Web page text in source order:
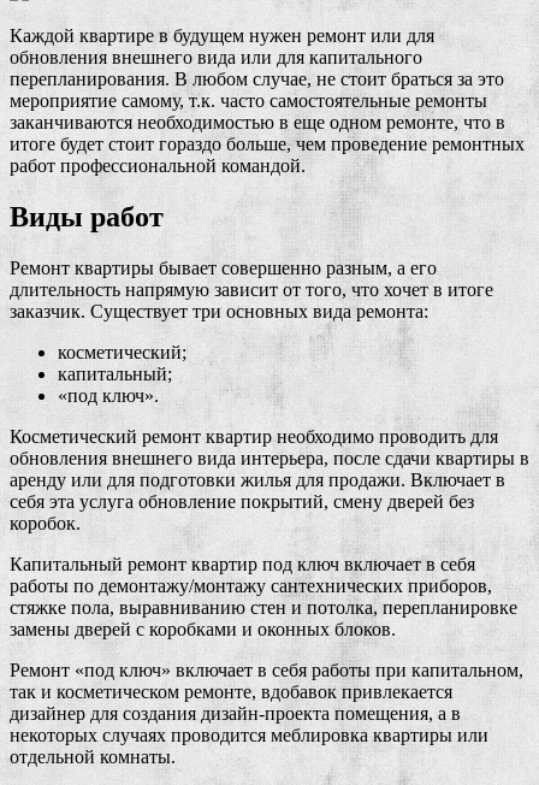
Каждой квартире в будущем нужен ремонт или для
обновления внешнего вида или для капитального
перепланирования. В любом случае, не стоит браться за это
мероприятие самому, т.к. часто самостоятельные ремонты
заканчиваются необходимостью в еще одном ремонте, что в
итоге будет стоит гораздо больше, чем проведение ремонтных
работ профессиональной командой.
Виды работ
Ремонт квартиры бывает совершенно разным, а его
длительность напрямую зависит от того, что хочет в итоге
заказчик. Существует три основных вида ремонта:
косметический;
капитальный;
«под ключ».
Косметический ремонт квартир необходимо проводить для
обновления внешнего вида интерьера, после сдачи квартиры в
аренду или для подготовки жилья для продажи. Включает в
себя эта услуга обновление покрытий, смену дверей без
коробок.
Капитальный ремонт квартир под ключ включает в себя
работы по демонтажу/монтажу сантехнических приборов,
стяжке пола, выравниванию стен и потолка, перепланировке
замены дверей с коробками и оконных блоков.
Ремонт «под ключ» включает в себя работы при капитальном,
так и косметическом ремонте, вдобавок привлекается
дизайнер для создания дизайн-проекта помещения, а в
некоторых случаях проводится меблировка квартиры или
отдельной комнаты.